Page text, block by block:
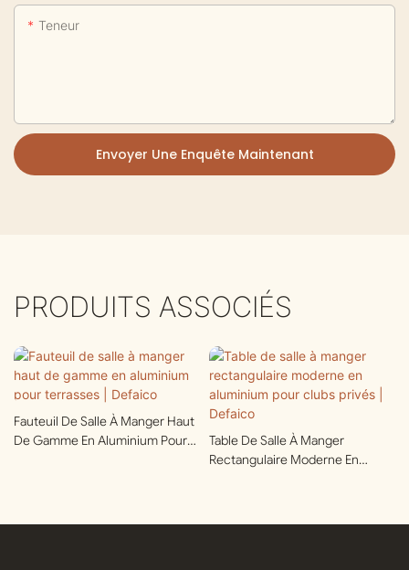
Teneur
Envoyer Une Enquête Maintenant
PRODUITS ASSOCIÉS
Fauteuil De Salle À Manger Haut
De Gamme En Aluminium Pour
Table De Salle À Manger
Rectangulaire Moderne En